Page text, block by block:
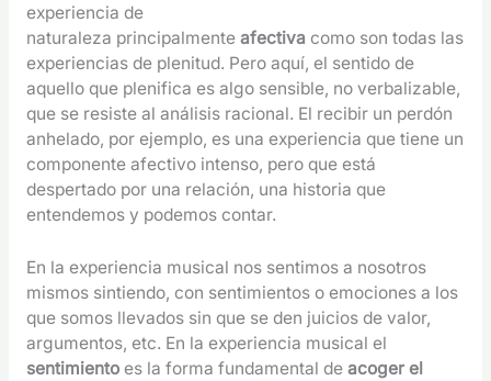
experiencia de
naturaleza principalmente afectiva como son todas las
experiencias de plenitud. Pero aquí, el sentido de
aquello que plenifica es algo sensible, no verbalizable,
que se resiste al análisis racional. El recibir un perdón
anhelado, por ejemplo, es una experiencia que tiene un
componente afectivo intenso, pero que está
despertado por una relación, una historia que
entendemos y podemos contar.
En la experiencia musical nos sentimos a nosotros
mismos sintiendo, con sentimientos o emociones a los
que somos llevados sin que se den juicios de valor,
argumentos, etc. En la experiencia musical el
sentimientoes la forma fundamental de acoger el